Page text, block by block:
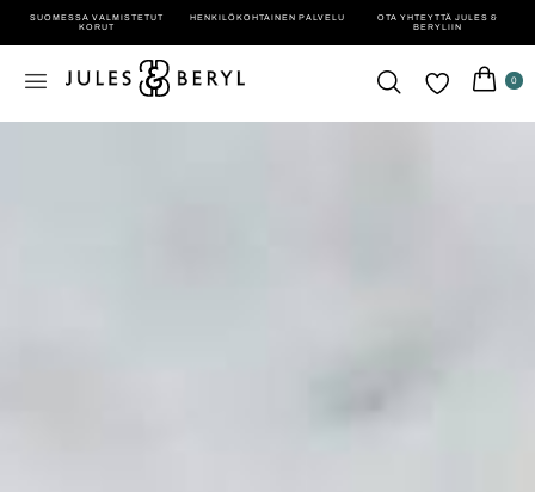
SUOMESSA VALMISTETUT
KORUT
HENKILÖ­KOHTAINEN PALVELU
OTA YHTEYTTÄ JULES &
BERYLIIN
0